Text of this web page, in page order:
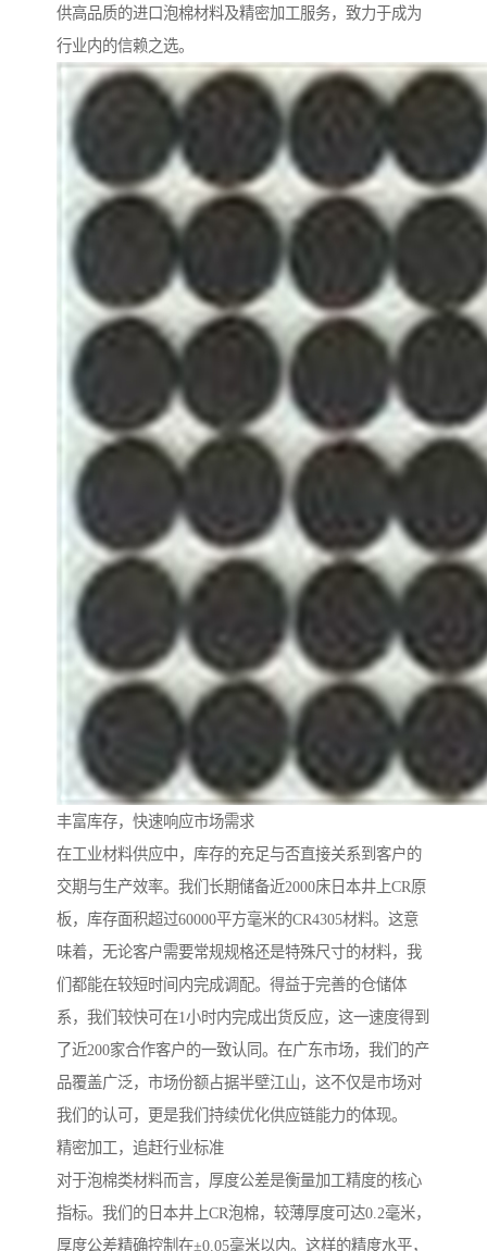
供高品质的进口泡棉材料及精密加工服务，致力于成为
行业内的信赖之选。
丰富库存，快速响应市场需求
在工业材料供应中，库存的充足与否直接关系到客户的
交期与生产效率。我们长期储备近2000床日本井上CR原
板，库存面积超过60000平方毫米的CR4305材料。这意
味着，无论客户需要常规规格还是特殊尺寸的材料，我
们都能在较短时间内完成调配。得益于完善的仓储体
系，我们较快可在1小时内完成出货反应，这一速度得到
了近200家合作客户的一致认同。在广东市场，我们的产
品覆盖广泛，市场份额占据半壁江山，这不仅是市场对
我们的认可，更是我们持续优化供应链能力的体现。
精密加工，追赶行业标准
对于泡棉类材料而言，厚度公差是衡量加工精度的核心
指标。我们的日本井上CR泡棉，较薄厚度可达0.2毫米，
厚度公差精确控制在±0.05毫米以内。这样的精度水平，